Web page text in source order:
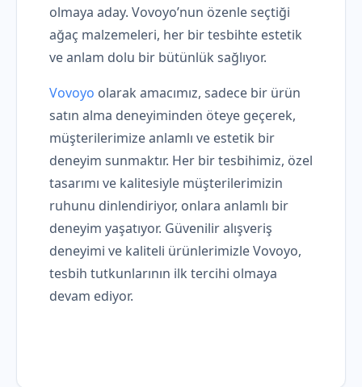
olmaya aday. Vovoyo’nun özenle seçtiği
ağaç malzemeleri, her bir tesbihte estetik
ve anlam dolu bir bütünlük sağlıyor.
Vovoyo olarak amacımız, sadece bir ürün
satın alma deneyiminden öteye geçerek,
müşterilerimize anlamlı ve estetik bir
deneyim sunmaktır. Her bir tesbihimiz, özel
tasarımı ve kalitesiyle müşterilerimizin
ruhunu dinlendiriyor, onlara anlamlı bir
deneyim yaşatıyor. Güvenilir alışveriş
deneyimi ve kaliteli ürünlerimizle Vovoyo,
tesbih tutkunlarının ilk tercihi olmaya
devam ediyor.